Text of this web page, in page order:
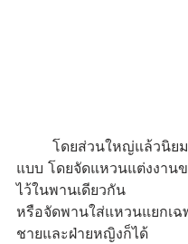
แบบ โดยจัดแหวนแต่งงาน
ไว้ในพานเดียวกัน
หรือจัดพานใส่แหวนแยกเฉ
ชายและฝ่ายหญิงก็ได้